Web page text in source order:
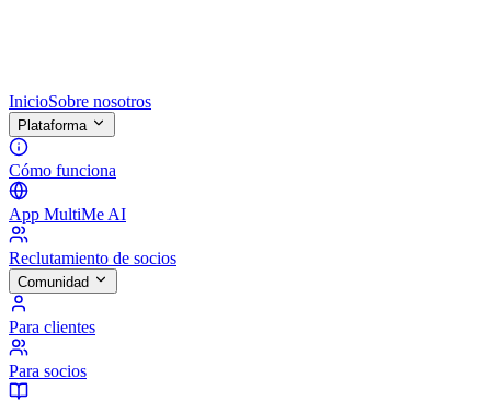
InicioSobre nosotros
Plataforma
Cómo funciona
App MultiMe AI
Reclutamiento de socios
Comunidad
Para clientes
Para socios